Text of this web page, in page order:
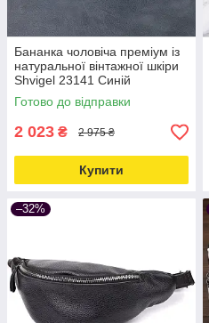
Бананка чоловіча преміум із
натуральної вінтажної шкіри
Shvigel 23141 Синій
Love&Life -online-multimarket-
Готово до відправки
2 023 ₴ 2 975 ₴
Купити
–32%